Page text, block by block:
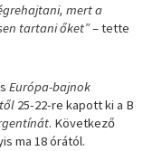
mert a
tartani őket”– tette
Európa-bajnok
25-22-re kapott ki a B
. Következő
ma 18 órától.